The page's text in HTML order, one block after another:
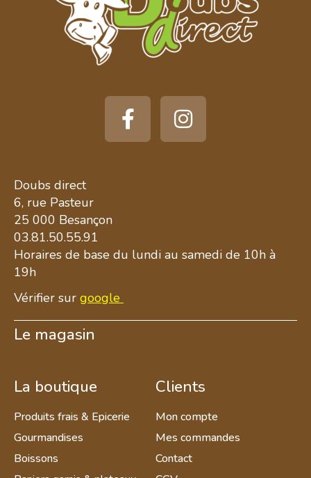
Doubs direct
6, rue Pasteur
25 000 Besançon
03.81.50.55.91
Horaires de base du lundi au samedi de 10h à
19h
Vérifier sur google
Le magasin
La boutique
Produits frais & Epicerie
Gourmandises
Boissons
Clients
Mon compte
Mes commandes
Contact